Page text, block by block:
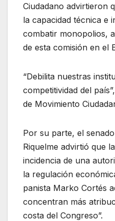
Ciudadano advirtieron
la capacidad técnica e
combatir monopolios,
de esta comisión en el
“Debilita nuestras
competitividad del
de Movimiento
Por su parte, el
Riquelme advirtió que
incidencia de una
la regulación
panista Marko Cortés
concentran más
costa del Congreso”.